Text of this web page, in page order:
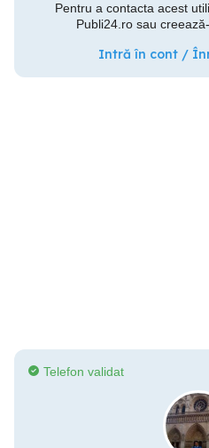
Pentru a contacta acest
Publi24.ro sau
Intră în cont /
Telefon validat